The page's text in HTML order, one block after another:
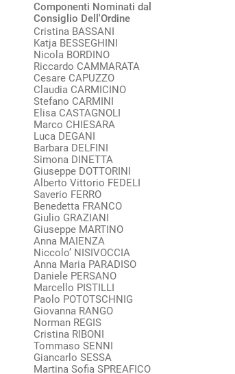
Componenti Nominati dal
Consiglio Dell'Ordine
Cristina BASSANI
Katja BESSEGHINI
Nicola BORDINO
Riccardo CAMMARATA
Cesare CAPUZZO
Claudia CARMICINO
Stefano CARMINI
Elisa CASTAGNOLI
Marco CHIESARA
Luca DEGANI
Barbara DELFINI
Simona DINETTA
Giuseppe DOTTORINI
Alberto Vittorio FEDELI
Saverio FERRO
Benedetta FRANCO
Giulio GRAZIANI
Giuseppe MARTINO
Anna MAIENZA
Niccolo’ NISIVOCCIA
Anna Maria PARADISO
Daniele PERSANO
Marcello PISTILLI
Paolo POTOTSCHNIG
Giovanna RANGO
Norman REGIS
Cristina RIBONI
Tommaso SENNI
Giancarlo SESSA
Martina Sofia SPREAFICO